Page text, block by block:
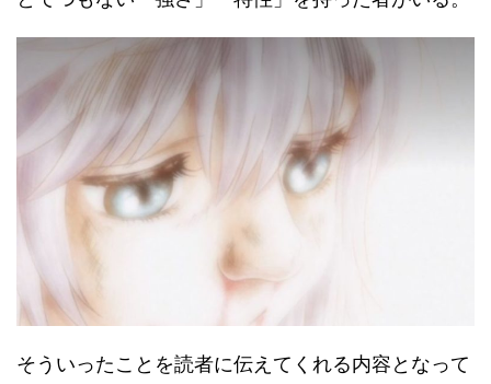
そういったことを読者に伝えてくれる内容となって